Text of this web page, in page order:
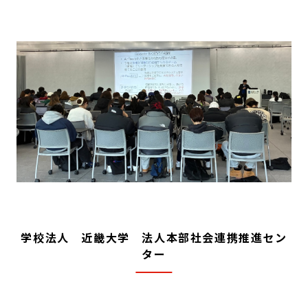
学校法人 近畿大学 法人本部社会連携推進セン
ター